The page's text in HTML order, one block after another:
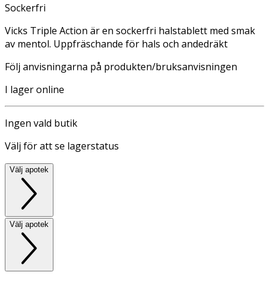
Sockerfri
Vicks Triple Action är en sockerfri halstablett med smak
av mentol. Uppfräschande för hals och andedräkt
Följ anvisningarna på produkten/bruksanvisningen
I lager online
Ingen vald butik
Välj för att se lagerstatus
Välj apotek
Välj apotek